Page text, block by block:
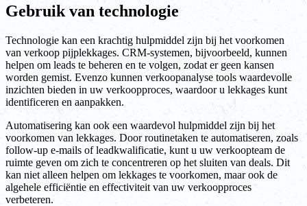
Gebruik van technologie
Technologie kan een krachtig hulpmiddel zijn bij het voorkomen
van verkoop pijplekkages. CRM-systemen, bijvoorbeeld, kunnen
helpen om leads te beheren en te volgen, zodat er geen kansen
worden gemist. Evenzo kunnen verkoopanalyse tools waardevolle
inzichten bieden in uw verkoopproces, waardoor u lekkages kunt
identificeren en aanpakken.
Automatisering kan ook een waardevol hulpmiddel zijn bij het
voorkomen van lekkages. Door routinetaken te automatiseren, zoals
follow-up e-mails of leadkwalificatie, kunt u uw verkoopteam de
ruimte geven om zich te concentreren op het sluiten van deals. Dit
kan niet alleen helpen om lekkages te voorkomen, maar ook de
algehele efficiëntie en effectiviteit van uw verkoopproces
verbeteren.